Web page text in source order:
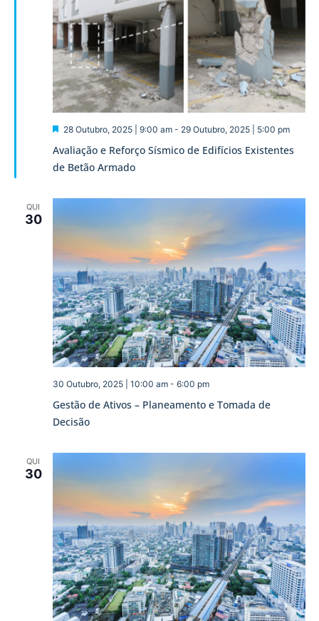
Avaliação e Reforço Sísmico de Edifícios Existentes
de Betão Armado
Destaque
28 Outubro, 2025 | 9:00 am- 29 Outubro, 2025 | 5:00 pm
QUI
30
Gestão de Ativos – Planeamento e Tomada de
Decisão
30 Outubro, 2025 | 10:00 am- 6:00 pm
QUI
30